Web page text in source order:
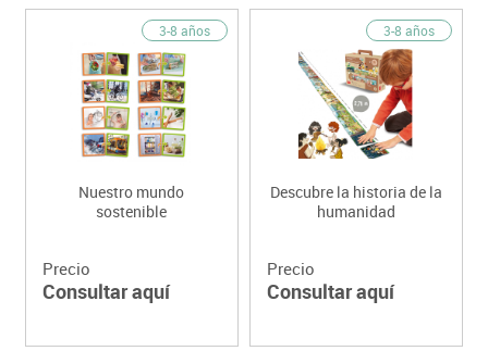
3-8 años
Nuestro mundo
sostenible
Precio
Consultar aquí
3-8 años
Descubre la historia de la
humanidad
Precio
Consultar aquí